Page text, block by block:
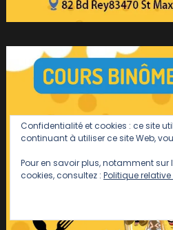
Confidentialité et cookies : ce site
continuant à utiliser ce site Web,
Pour en savoir plus, notamment
cookies, consultez : Politique